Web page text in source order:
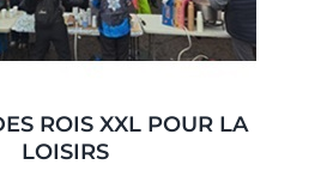
ROIS XXL POUR LA
LOISIRS